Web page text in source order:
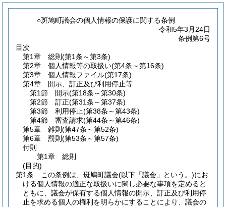
○斑鳩町議会の個人情報の保護に関する条例
令和5年3月24日
条例第6号
目次
第1章
総則 (第1条～第3条)
第2章
個人情報等の取扱い(第4条～第16条)
第3章
個人情報ファイル(第17条)
第4章
開示、訂正及び利用停止等
第1節
開示(第18条～第30条)
第2節
訂正(第31条～第37条)
第3節
利用停止(第38条～第43条)
第4節
審査請求(第44条～第46条)
第5章
雑則 (第47条～第52条)
第6章
罰則 (第53条～第57条)
付則
第1章
総則
(目的)
第1条
この条例は、斑鳩町議会(以下「議会」という。)にお
ける個人情報の適正な取扱いに関し必要な事項を定めると
ともに、議会が保有する個人情報の開示、訂正及び利用停
止を求める個人の権利を明らかにすることにより、議会の